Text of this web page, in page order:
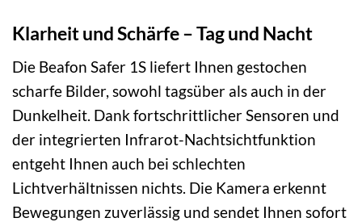
Klarheit und Schärfe – Tag und Nacht
Die Beafon Safer 1S liefert Ihnen gestochen
scharfe Bilder, sowohl tagsüber als auch in der
Dunkelheit. Dank fortschrittlicher Sensoren und
der integrierten Infrarot-Nachtsichtfunktion
entgeht Ihnen auch bei schlechten
Lichtverhältnissen nichts. Die Kamera erkennt
Bewegungen zuverlässig und sendet Ihnen sofort